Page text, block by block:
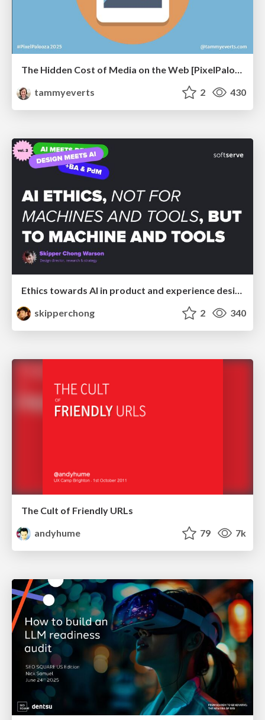
The Hidden Cost of Media on the Web [PixelPalooza 2025]
tammyeverts
2 430
Ethics towards AI in product and experience design
skipperchong
2 340
The Cult of Friendly URLs
andyhume
79 7k